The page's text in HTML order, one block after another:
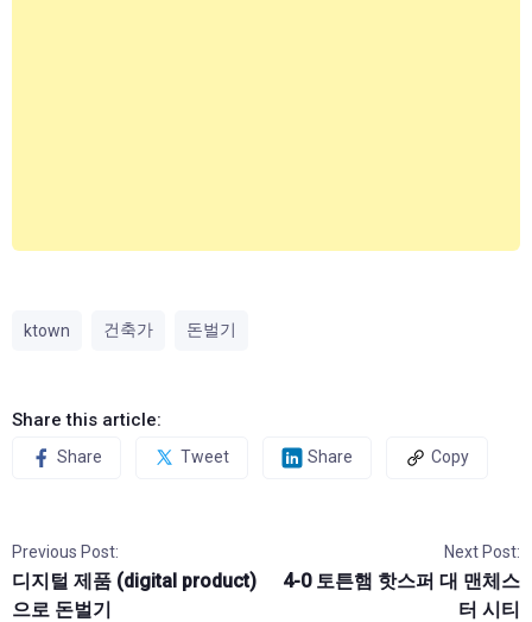
ktown 건축가 돈벌기
Share this article:
Share Tweet Share Copy
Previous Post:
디지털 제품 (digital product)
으로 돈벌기
Next Post:
4-0 토튼햄 핫스퍼 대 맨체스
터 시티